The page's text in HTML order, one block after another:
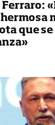
que se